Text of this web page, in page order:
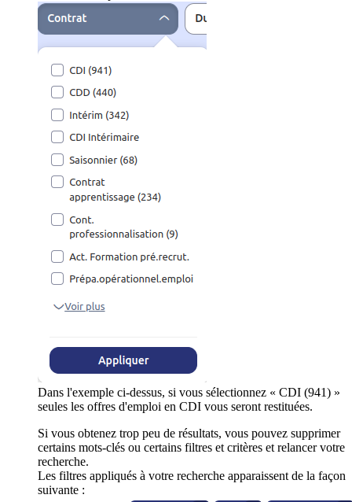
Dans l'exemple ci-dessus, si vous sélectionnez « CDI (941) »
seules les offres d'emploi en CDI vous seront restituées.
Si vous obtenez trop peu de résultats, vous pouvez supprimer
certains mots-clés ou certains filtres et critères et relancer votre
recherche.
Les filtres appliqués à votre recherche apparaissent de la façon
suivante :